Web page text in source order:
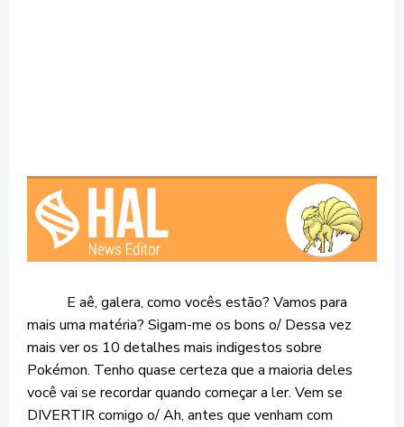
E aê, galera, como vocês estão? Vamos para
mais uma matéria? Sigam-me os bons o/ Dessa vez
mais ver os 10 detalhes mais indigestos sobre
Pokémon. Tenho quase certeza que a maioria deles
você vai se recordar quando começar a ler. Vem se
DIVERTIR comigo o/ Ah, antes que venham com